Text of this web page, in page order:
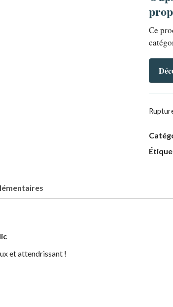
Ce
et attendrissant !